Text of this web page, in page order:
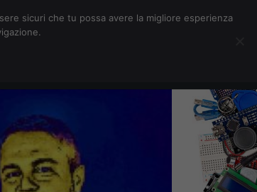
sicuri che tu possa avere la migliore esperienza